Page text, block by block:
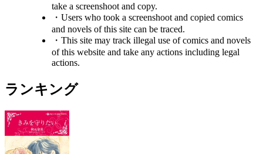
take a screenshoot and copy.
・Users who took a screenshoot and copied comics
and novels of this site can be traced.
・This site may track illegal use of comics and novels
of this website and take any actions including legal
actions.
ランキング